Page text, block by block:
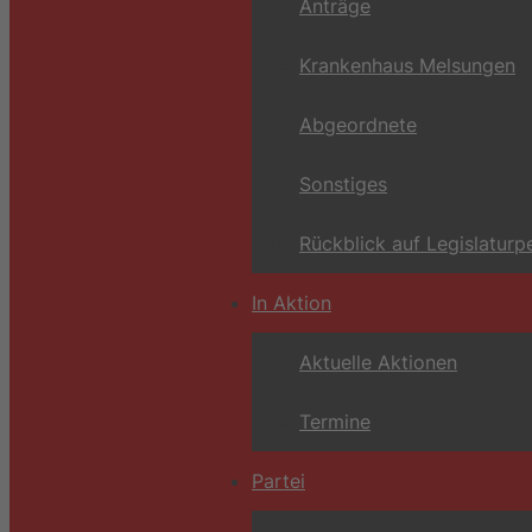
Anträge
Krankenhaus Melsungen
Abgeordnete
Sonstiges
Rückblick auf
In Aktion
Aktuelle Aktionen
Termine
Partei